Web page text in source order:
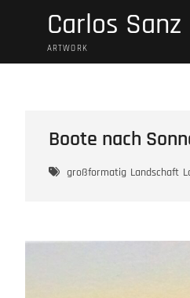
Carlos Sanz
ARTWORK
Boote nach
großformatig Landschaft